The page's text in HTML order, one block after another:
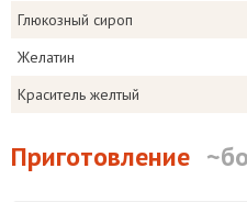
Глюкозный сироп
Желатин
Краситель желтый
Приготовление